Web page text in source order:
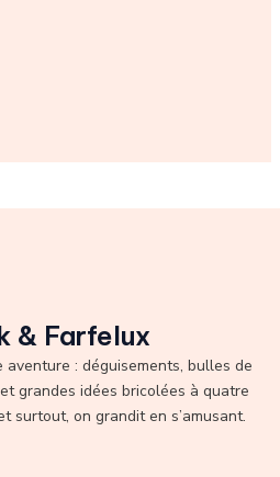
& Farfelux
aventure : déguisements, bulles de
grandes idées bricolées à quatre
surtout, on grandit en s’amusant.